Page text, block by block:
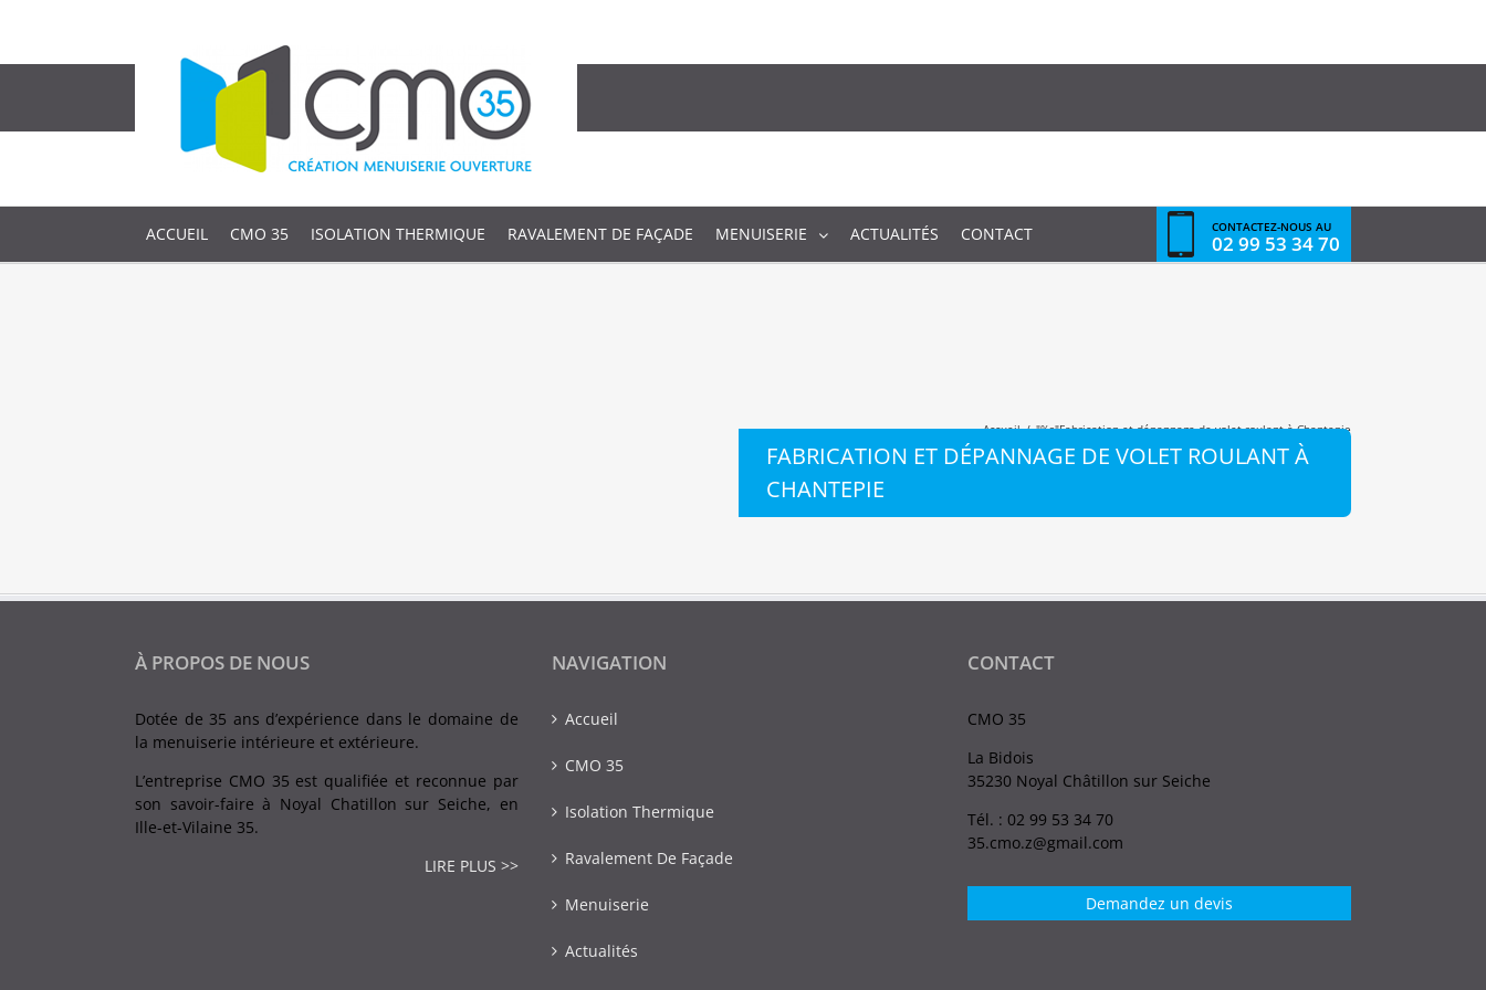
ACCUEIL CMO 35 ISOLATION THERMIQUE RAVALEMENT DE FAÇADE MENUISERIE ACTUALITÉS CONTACT CONTACTEZ-NOUS AU
02 99 53 34 70
FABRICATION ET DÉPANNAGE DE VOLET ROULANT À
CHANTEPIE
Accueil / "%s"Fabrication et dépannage de volet roulant à Chantepie
À PROPOS DE NOUS
Dotée de 35 ans d’expérience dans le domaine de
la menuiserie intérieure et extérieure.
L’entreprise CMO 35 est qualifiée et reconnue par
son savoir-faire à Noyal Chatillon sur Seiche, en
Ille-et-Vilaine 35.
LIRE PLUS >>
NAVIGATION
Accueil
CMO 35
Isolation Thermique
Ravalement De Façade
Menuiserie
Actualités
CONTACT
CMO 35
La Bidois
35230 Noyal Châtillon sur Seiche
Tél. : 02 99 53 34 70
35.cmo.z@gmail.com
Demandez un devis